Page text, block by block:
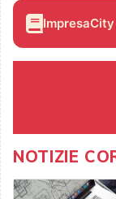
NOTIZIE